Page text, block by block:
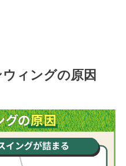
ィングの原因